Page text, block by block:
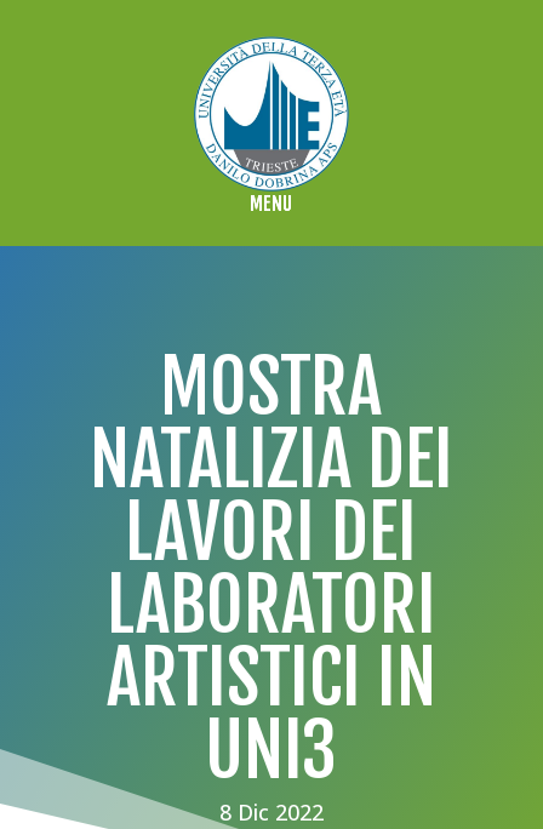
MOSTRA
NATALIZIA DEI
LAVORI DEI
LABORATORI
ARTISTICI IN
UNI3
8 Dic 2022